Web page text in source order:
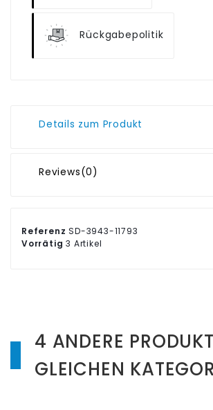
Rückgabepolitik
Details zum Produkt
Reviews(0)
Referenz SD-3943-11793
Vorrätig 3 Artikel
4 ANDERE
GLEICHEN